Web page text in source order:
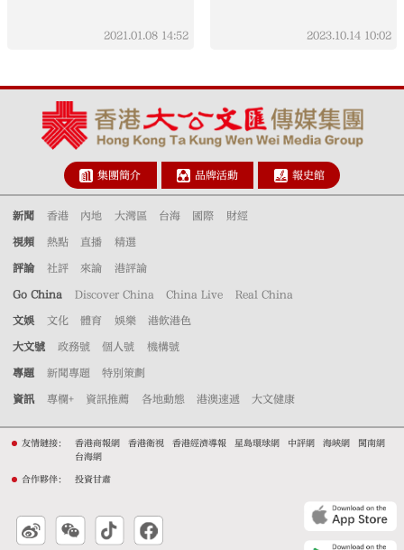
2021.01.08 14:52 2023.10.14 10:02
集團簡介 品牌活動 報史館
新聞 香港 內地 大灣區 台海 國際 財經
視頻 熱點 直播 精選
評論 社評 來論 港評論
Go China Discover China China Live Real China
文娛 文化 體育 娛樂 港飲港色
大文號 政務號 個人號 機構號
專題 新聞專題 特別策劃
資訊 專欄+ 資訊推薦 各地動態 港澳速遞 大文健康
友情鏈接： 香港商報網 香港衛視 香港經濟導報 星島環球網 中評網 海峽網
閩南網
台海網
合作夥伴： 投資甘肅